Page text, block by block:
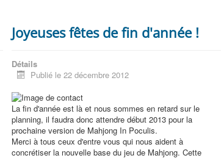
Joyeuses fêtes de fin d'année !
Détails
Publié le 22 décembre 2012
La fin d'année est là et nous sommes en retard sur le
planning, il faudra donc attendre début 2013 pour la
prochaine version de Mahjong In Poculis.
Merci à tous ceux d'entre vous qui nous aident à
concrétiser la nouvelle base du jeu de Mahjong. Cette